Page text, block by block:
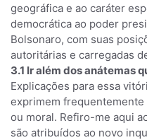
geográfica e ao caráter
democrática ao poder
Bolsonaro, com suas
autoritárias e carregadas
3.1 Ir além dos anátemas
Explicações para essa
exprimem
ou moral. Refiro-me aqui
são atribuídos ao novo